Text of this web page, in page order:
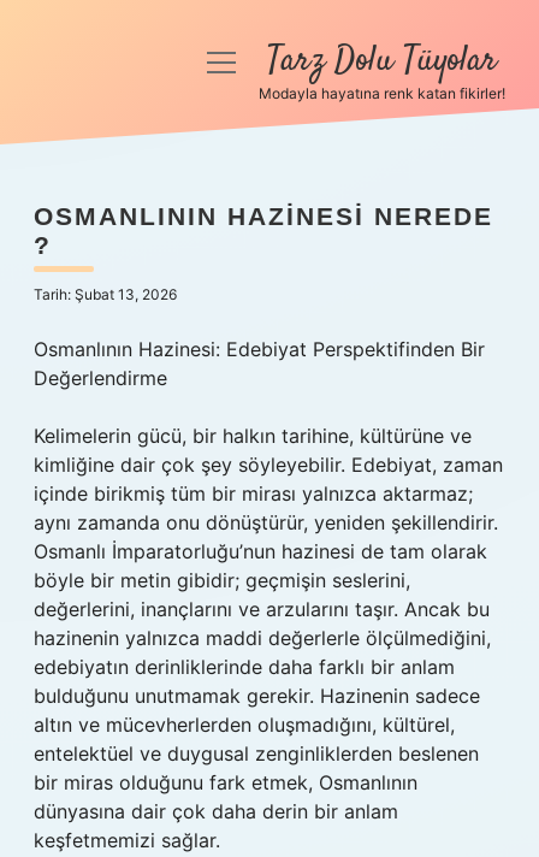
Anasayfa
Hakkımızda
menüyüTarz Dolu Tüyolar
Modayla hayatına renk katan fikirler!
OSMANLININ HAZINESI NEREDE
?
Tarih: Şubat 13, 2026
Osmanlının Hazinesi: Edebiyat Perspektifinden Bir
Değerlendirme
Kelimelerin gücü, bir halkın tarihine, kültürüne ve
kimliğine dair çok şey söyleyebilir. Edebiyat, zaman
içinde birikmiş tüm bir mirası yalnızca aktarmaz;
aynı zamanda onu dönüştürür, yeniden şekillendirir.
Osmanlı İmparatorluğu’nun hazinesi de tam olarak
böyle bir metin gibidir; geçmişin seslerini,
değerlerini, inançlarını ve arzularını taşır. Ancak bu
hazinenin yalnızca maddi değerlerle ölçülmediğini,
edebiyatın derinliklerinde daha farklı bir anlam
bulduğunu unutmamak gerekir. Hazinenin sadece
altın ve mücevherlerden oluşmadığını, kültürel,
entelektüel ve duygusal zenginliklerden beslenen
bir miras olduğunu fark etmek, Osmanlının
dünyasına dair çok daha derin bir anlam
keşfetmemizi sağlar.